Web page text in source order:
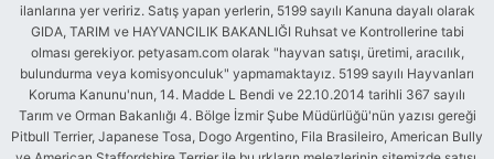
ilanlarına yer veririz. Satış yapan yerlerin, 5199 sayılı Kanuna dayalı olarak
GIDA, TARIM ve HAYVANCILIK BAKANLIĞI Ruhsat ve Kontrollerine tabi
olması gerekiyor. petyasam.com olarak "hayvan satışı, üretimi, aracılık,
bulundurma veya komisyonculuk" yapmamaktayız. 5199 sayılı Hayvanları
Koruma Kanunu'nun, 14. Madde L Bendi ve 22.10.2014 tarihli 367 sayılı
Tarım ve Orman Bakanlığı 4. Bölge İzmir Şube Müdürlüğü'nün yazısı gereği
Pitbull Terrier, Japanese Tosa, Dogo Argentino, Fila Brasileiro, American Bully